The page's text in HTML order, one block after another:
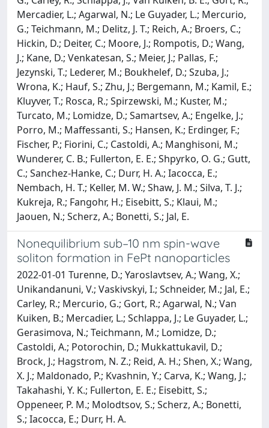
Mercadier, L.; Agarwal, N.; Le Guyader, L.; Mercurio,
G.; Teichmann, M.; Delitz, J. T.; Reich, A.; Broers, C.;
Hickin, D.; Deiter, C.; Moore, J.; Rompotis, D.; Wang,
J.; Kane, D.; Venkatesan, S.; Meier, J.; Pallas, F.;
Jezynski, T.; Lederer, M.; Boukhelef, D.; Szuba, J.;
Wrona, K.; Hauf, S.; Zhu, J.; Bergemann, M.; Kamil, E.;
Kluyver, T.; Rosca, R.; Spirzewski, M.; Kuster, M.;
Turcato, M.; Lomidze, D.; Samartsev, A.; Engelke, J.;
Porro, M.; Maffessanti, S.; Hansen, K.; Erdinger, F.;
Fischer, P.; Fiorini, C.; Castoldi, A.; Manghisoni, M.;
Wunderer, C. B.; Fullerton, E. E.; Shpyrko, O. G.; Gutt,
C.; Sanchez-Hanke, C.; Durr, H. A.; Iacocca, E.;
Nembach, H. T.; Keller, M. W.; Shaw, J. M.; Silva, T. J.;
Kukreja, R.; Fangohr, H.; Eisebitt, S.; Klaui, M.;
Jaouen, N.; Scherz, A.; Bonetti, S.; Jal, E.
Nonequilibrium sub–10 nm spin-wave
soliton formation in FePt nanoparticles
2022-01-01 Turenne, D.; Yaroslavtsev, A.; Wang, X.;
Unikandanuni, V.; Vaskivskyi, I.; Schneider, M.; Jal, E.;
Carley, R.; Mercurio, G.; Gort, R.; Agarwal, N.; Van
Kuiken, B.; Mercadier, L.; Schlappa, J.; Le Guyader, L.;
Gerasimova, N.; Teichmann, M.; Lomidze, D.;
Castoldi, A.; Potorochin, D.; Mukkattukavil, D.;
Brock, J.; Hagstrom, N. Z.; Reid, A. H.; Shen, X.; Wang,
X. J.; Maldonado, P.; Kvashnin, Y.; Carva, K.; Wang, J.;
Takahashi, Y. K.; Fullerton, E. E.; Eisebitt, S.;
Oppeneer, P. M.; Molodtsov, S.; Scherz, A.; Bonetti,
S.; Iacocca, E.; Durr, H. A.